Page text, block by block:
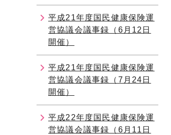
平成21年度国民健康保険運
営協議会議事録（6月12日
開催）
平成21年度国民健康保険運
営協議会議事録（7月24日
開催）
平成22年度国民健康保険運
営協議会議事録（6月11日